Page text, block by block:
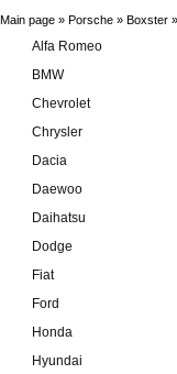
Main page » Porsche » Boxster »
Alfa Romeo
BMW
Chevrolet
Chrysler
Dacia
Daewoo
Daihatsu
Dodge
Fiat
Ford
Honda
Hyundai